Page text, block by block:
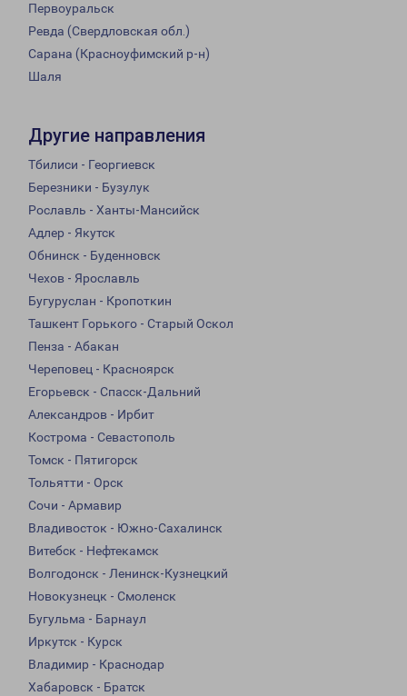
Первоуральск
Ревда (Свердловская обл.)
Сарана (Красноуфимский р-н)
Шаля
Другие направления
Тбилиси - Георгиевск
Березники - Бузулук
Рославль - Ханты-Мансийск
Адлер - Якутск
Обнинск - Буденновск
Чехов - Ярославль
Бугуруслан - Кропоткин
Ташкент Горького - Старый Оскол
Пенза - Абакан
Череповец - Красноярск
Егорьевск - Спасск-Дальний
Александров - Ирбит
Кострома - Севастополь
Томск - Пятигорск
Тольятти - Орск
Сочи - Армавир
Владивосток - Южно-Сахалинск
Витебск - Нефтекамск
Волгодонск - Ленинск-Кузнецкий
Новокузнецк - Смоленск
Бугульма - Барнаул
Иркутск - Курск
Владимир - Краснодар
Хабаровск - Братск